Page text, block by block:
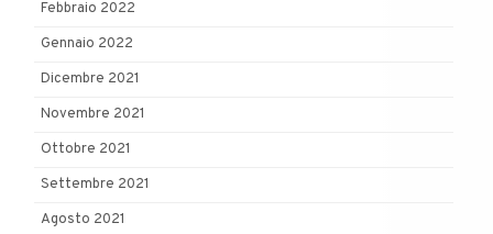
Febbraio 2022
Gennaio 2022
Dicembre 2021
Novembre 2021
Ottobre 2021
Settembre 2021
Agosto 2021